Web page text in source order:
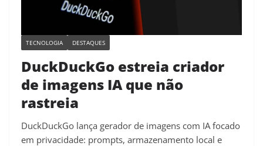
TECNOLOGIA DESTAQUES
DuckDuckGo estreia criador
de imagens IA que não
rastreia
DuckDuckGo lança gerador de imagens com IA focado
em privacidade: prompts, armazenamento local e